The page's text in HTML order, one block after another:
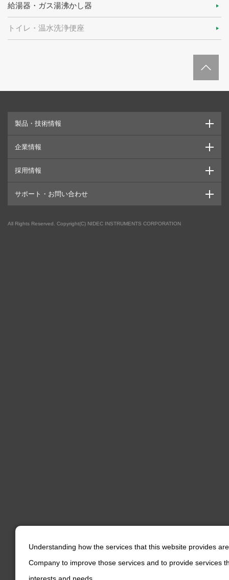
給湯器・ガス湯沸かし器
トイレ・温水洗浄便座
製品・技術情報
企業情報
採用情報
サポート・お問い合わせ
All Rights Reserved. Copyright(C) NIDEC INSTRUMENTS CORPORATION
Understanding how the services that this website provides
Company to improve those services and to provide services